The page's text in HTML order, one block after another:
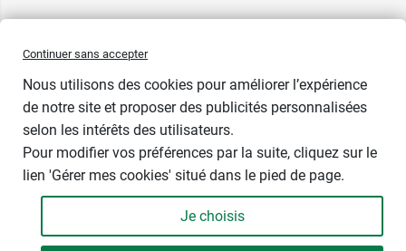
- +
Bientôt de retour
Continuer sans accepter
Nous utilisons des cookies pour améliorer l’expérience
de notre site et proposer des publicités personnalisées
selon les intérêts des utilisateurs.
Pour modifier vos préférences par la suite, cliquez sur le
lien 'Gérer mes cookies' situé dans le pied de page.
Je choisis